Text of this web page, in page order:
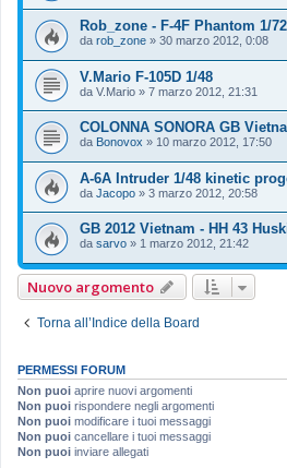
Rob_zone - F-4F Phantom 1/72
da rob_zone » 30 marzo 2012, 0:08
V.Mario F-105D 1/48
da V.Mario » 7 marzo 2012, 21:31
COLONNA SONORA GB
da Bonovox » 10 marzo 2012, 17:50
A-6A Intruder 1/48 kinetic
da Jacopo » 3 marzo 2012, 20:58
GB 2012 Vietnam - HH 43
da sarvo » 1 marzo 2012, 21:42
Nuovo argomento
Torna all’Indice della Board
PERMESSI FORUM
Non puoi aprire nuovi argomenti
Non puoi rispondere negli argomenti
Non puoi modificare i tuoi messaggi
Non puoi cancellare i tuoi messaggi
Non puoi inviare allegati